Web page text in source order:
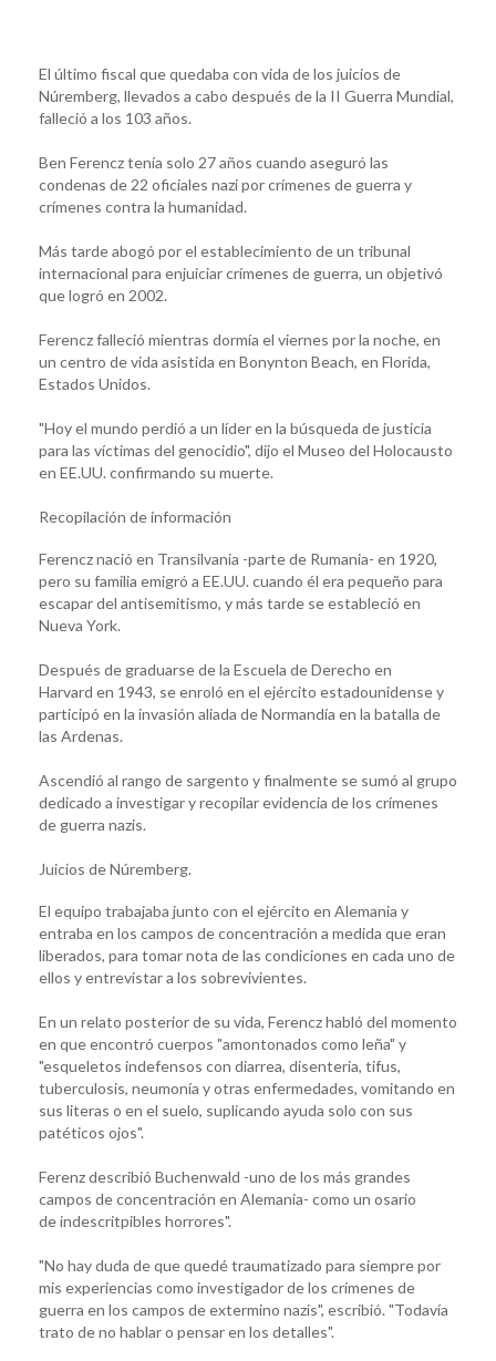
El último fiscal que quedaba con vida de los juicios de
Núremberg, llevados a cabo después de la II Guerra Mundial,
falleció a los 103 años.
Ben Ferencz tenía solo 27 años cuando aseguró las
condenas de 22 oficiales nazi por crímenes de guerra y
crímenes contra la humanidad.
Más tarde abogó por el establecimiento de un tribunal
internacional para enjuiciar crímenes de guerra, un objetivó
que logró en 2002.
Ferencz falleció mientras dormía el viernes por la noche, en
un centro de vida asistida en Bonynton Beach, en Florida,
Estados Unidos.
"Hoy el mundo perdió a un líder en la búsqueda de justicia
para las víctimas del genocidio", dijo el Museo del Holocausto
en EE.UU. confirmando su muerte.
Recopilación de información
Ferencz nació en Transilvania -parte de Rumania- en 1920,
pero su familia emigró a EE.UU. cuando él era pequeño para
escapar del antisemitismo, y más tarde se estableció en
Nueva York.
Después de graduarse de la Escuela de Derecho en
Harvard en 1943, se enroló en el ejército estadounidense y
participó en la invasión aliada de Normandía en la batalla de
las Ardenas.
Ascendió al rango de sargento y finalmente se sumó al grupo
dedicado a investigar y recopilar evidencia de los crímenes
de guerra nazis.
Juicios de Núremberg.
El equipo trabajaba junto con el ejército en Alemania y
entraba en los campos de concentración a medida que eran
liberados, para tomar nota de las condiciones en cada uno de
ellos y entrevistar a los sobrevivientes.
En un relato posterior de su vida, Ferencz habló del momento
en que encontró cuerpos "amontonados como leña" y
"esqueletos indefensos con diarrea, disenteria, tifus,
tuberculosis, neumonía y otras enfermedades, vomitando en
sus literas o en el suelo, suplicando ayuda solo con sus
patéticos ojos".
Ferenz describió Buchenwald -uno de los más grandes
campos de concentración en Alemania- como un osario
de indescritpibles horrores".
"No hay duda de que quedé traumatizado para siempre por
mis experiencias como investigador de los crímenes de
guerra en los campos de extermino nazis", escribió. "Todavía
trato de no hablar o pensar en los detalles".